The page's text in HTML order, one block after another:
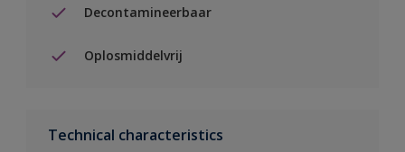
Decontamineerbaar
Oplosmiddelvrij
Technical characteristics